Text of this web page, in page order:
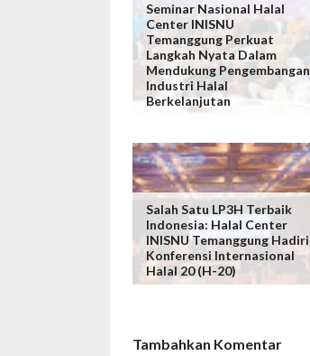
Seminar Nasional Halal
Center INISNU
Temanggung Perkuat
Langkah Nyata Dalam
Mendukung Pengembangan
Industri Halal
Berkelanjutan
Salah Satu LP3H Terbaik
Indonesia: Halal Center
INISNU Temanggung Hadiri
Konferensi Internasional
Halal 20 (H-20)
Tambahkan Komentar